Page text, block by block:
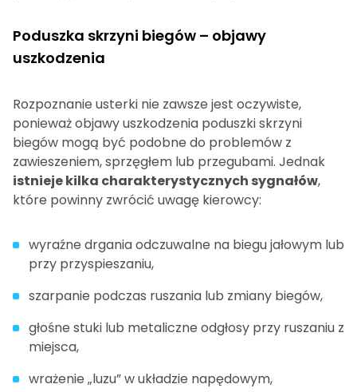
Poduszka skrzyni biegów – objawy
uszkodzenia
Rozpoznanie usterki nie zawsze jest oczywiste,
ponieważ objawy uszkodzenia poduszki skrzyni
biegów mogą być podobne do problemów z
zawieszeniem, sprzęgłem lub przegubami. Jednak
istnieje kilka charakterystycznych sygnałów,
które powinny zwrócić uwagę kierowcy:
wyraźne drgania odczuwalne na biegu jałowym lub
przy przyspieszaniu,
szarpanie podczas ruszania lub zmiany biegów,
głośne stuki lub metaliczne odgłosy przy ruszaniu z
miejsca,
wrażenie „luzu” w układzie napędowym,